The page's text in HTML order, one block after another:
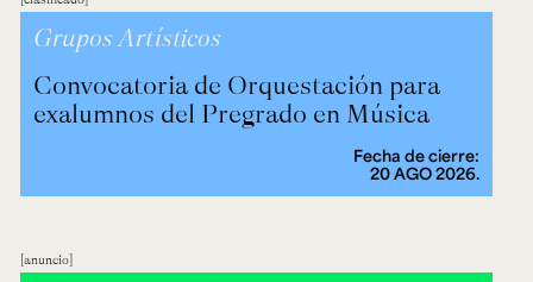
Grupos Artísticos
Convocatoria de Orquestación para
exalumnos del Pregrado en Música
Fecha de cierre:
20 AGO 2026.
anuncio